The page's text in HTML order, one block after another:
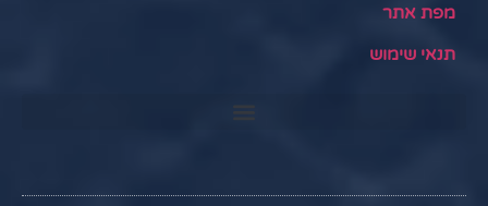
מפת אתר
תנאי שימוש